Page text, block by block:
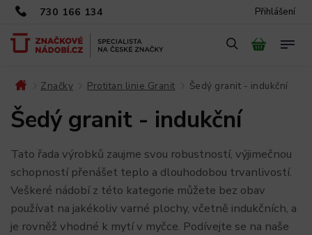
730 166 134 Přihlášení
Značky Protitan linie Granit Šedý granit - indukční
Šedý granit - indukční
Tato řada výrobků zaujme svou robustností, výjimečnou
schopností přenášet teplo a dlouhodobou trvanlivostí.
Veškeré nádobí z této kategorie můžete bez obav
používat na jakékoliv varné plochy, včetně indukčních, a
je rovněž vhodné k mytí v myčce. Podívejte se na naše